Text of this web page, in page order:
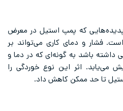
که پمپ استیل در معرض
فشار و دمای کاری می‌تواند بر
داشته باشد به گونه‌ای که در دما و
می‌یابد. اثر این نوع خوردگی را
تا حد ممکن کاهش داد.